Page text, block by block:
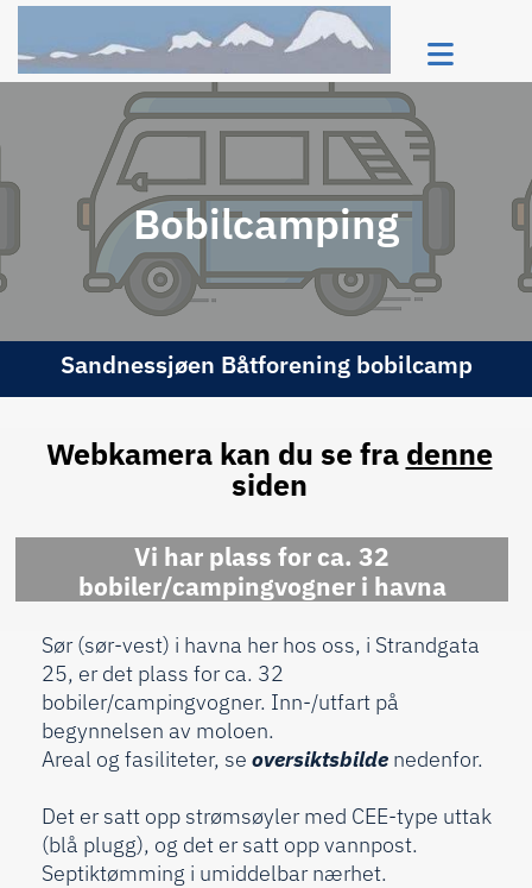
Bobilcamping
Sandnessjøen Båtforening bobilcamp
Webkamera kan du se fra denne
siden
Vi har plass for ca. 32
bobiler/campingvogner i havna
Sør (sør-vest) i havna her hos oss, i Strandgata
25, er det plass for ca. 32
bobiler/campingvogner. Inn-/utfart på
begynnelsen av moloen.
Areal og fasiliteter, se oversiktsbilde nedenfor.
Det er satt opp strømsøyler med CEE-type uttak
(blå plugg), og det er satt opp vannpost.
Septiktømming i umiddelbar nærhet.